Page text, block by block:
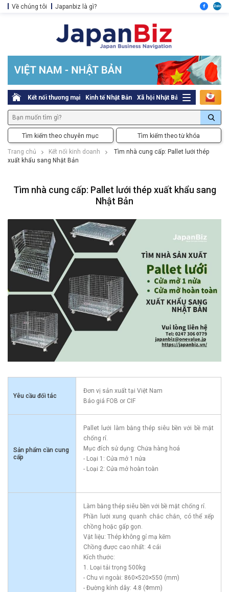
Về chúng tôi Japanbiz là gì?
Kết nối thương mại Kinh tế Nhật Bản Xã hội Nhật Bản Thủ tục pháp
Tìm kiếm theo chuyên mục Tìm kiếm theo từ khóa
Trang chủ Kết nối kinh doanh
Tìm nhà cung cấp: Pallet lưới thép
xuất khẩu sang Nhật Bản
Tìm nhà cung cấp: Pallet lưới thép xuất khẩu sang
Nhật Bản
Yêu cầu đối tác
Đơn vị sản xuất tại Việt Nam
Báo giá FOB or CIF
Sản phẩm cần cung
cấp
Pallet lưới làm bằng thép siêu bền với bề mặt
chống rỉ.
Mục đích sử dụng: Chứa hàng hoá
- Loại 1: Cửa mở 1 nửa
- Loại 2: Cửa mở hoàn toàn
Làm bằng thép siêu bền với bề mặt chống rỉ.
Phần lưới xung quanh chắc chắn, có thể xếp
chồng hoặc gấp gọn.
Vật liệu: Thép không gỉ mạ kẽm
Chồng được cao nhất: 4 cái
Kích thước:
1. Loại tải trọng 500kg
- Chu vi ngoài: 860×520×550 (mm)
- Đường kính dây: 4.8 (Φmm)